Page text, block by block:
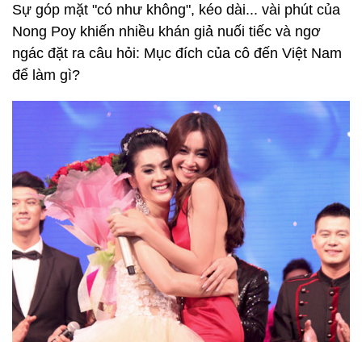
Sự góp mặt "có như không", kéo dài... vài phút của
Nong Poy khiến nhiều khán giả nuối tiếc và ngơ
ngác đặt ra câu hỏi: Mục đích của cô đến Việt Nam
để làm gì?